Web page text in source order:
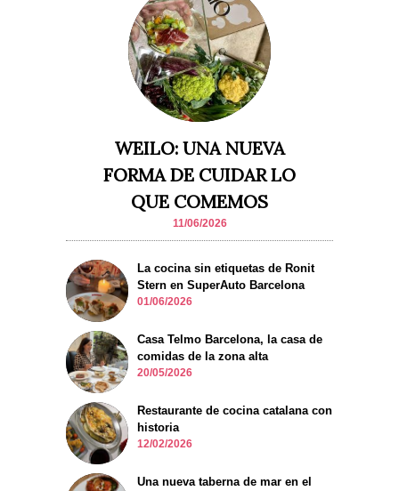
WEILO: UNA NUEVA
FORMA DE CUIDAR LO
QUE COMEMOS
11/06/2026
La cocina sin etiquetas de Ronit
Stern en SuperAuto Barcelona
01/06/2026
Casa Telmo Barcelona, la casa de
comidas de la zona alta
20/05/2026
Restaurante de cocina catalana con
historia
12/02/2026
Una nueva taberna de mar en el